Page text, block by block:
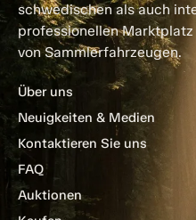
schwedischen als auch
professionellen
von Sammlerfahrzeugen.
Über uns
Neuigkeiten & Medien
Kontaktieren Sie uns
FAQ
Auktionen